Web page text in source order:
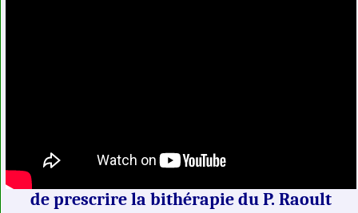
de prescrire la bithérapie du P. Raoult